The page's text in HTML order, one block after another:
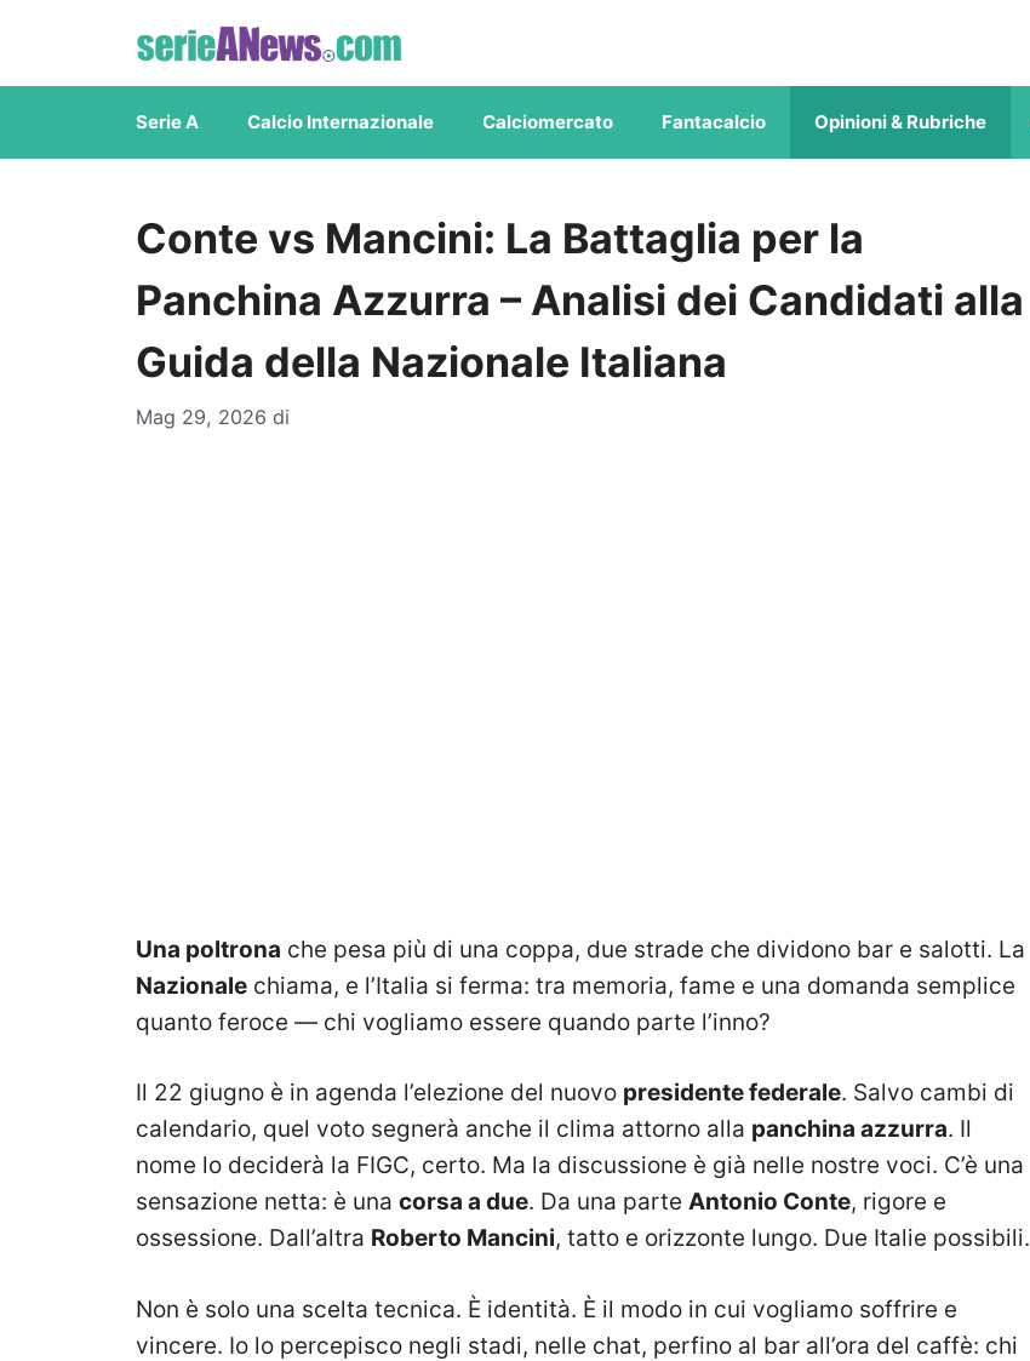
contenuto
Serie A Calcio Internazionale Calciomercato Fantacalcio Opinioni & Rubriche
Conte vs Mancini: La Battaglia per la
Panchina Azzurra – Analisi dei Candidati alla
Guida della Nazionale Italiana
Mag 29, 2026 di
Una poltrona che pesa più di una coppa, due strade che dividono bar e salotti. La
Nazionale chiama, e l’Italia si ferma: tra memoria, fame e una domanda semplice
quanto feroce — chi vogliamo essere quando parte l’inno?
Il 22 giugno è in agenda l’elezione del nuovo presidente federale. Salvo cambi di
calendario, quel voto segnerà anche il clima attorno alla panchina azzurra. Il
nome lo deciderà la FIGC, certo. Ma la discussione è già nelle nostre voci. C’è una
sensazione netta: è una corsa a due. Da una parte Antonio Conte, rigore e
ossessione. Dall’altra Roberto Mancini, tatto e orizzonte lungo. Due Italie possibili.
Non è solo una scelta tecnica. È identità. È il modo in cui vogliamo soffrire e
vincere. Io lo percepisco negli stadi, nelle chat, perfino al bar all’ora del caffè: chi